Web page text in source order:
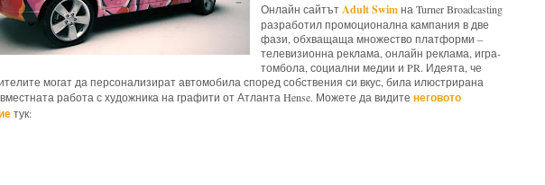
Онлайн сайтътAdult Swimна Turner Broadcasting
разработил промоционална кампания в две
фази, обхващаща множество платформи –
телевизионна реклама, онлайн реклама, игра-
томбола, социални медии и PR. Идеята, че
могат да персонализират автомобила според собствения си вкус, била илюстрирана
работа с художника на графити от Атланта Hense. Можете да видите неговото
тук: